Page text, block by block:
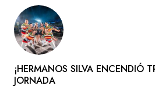
​¡HERMANOS SILVA ENCENDIÓ
JORNADA